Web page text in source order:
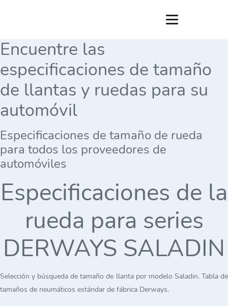
Encuentre las
especificaciones de tamaño
de llantas y ruedas para su
automóvil
Especificaciones de tamaño de rueda
para todos los proveedores de
automóviles
Especificaciones de la
rueda para series
DERWAYS SALADIN
Selección y búsqueda de tamaño de llanta por modelo Saladin. Tabla de
tamaños de neumáticos estándar de fábrica Derways.